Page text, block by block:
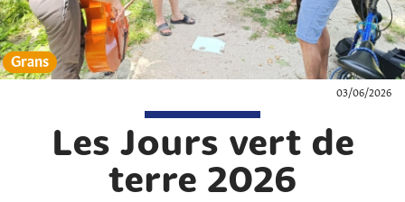
Grans
03/06/2026
Les Jours vert de
terre 2026